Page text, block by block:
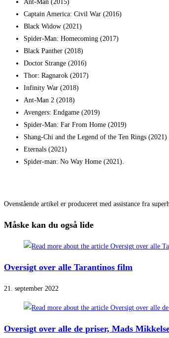
Ant-Man (2015)
Captain America: Civil War (2016)
Black Widow (2021)
Spider-Man: Homecoming (2017)
Black Panther (2018)
Doctor Strange (2016)
Thor: Ragnarok (2017)
Infinity War (2018)
Ant-Man 2 (2018)
Avengers: Endgame (2019)
Spider-Man: Far From Home (2019)
Shang-Chi and the Legend of the Ten Rings (2021)
Eternals (2021)
Spider-man: No Way Home (2021).
Ovenstående artikel er produceret med assistance fra
Måske kan du også lide
Oversigt over alle Tarantinos film
21. september 2022
Oversigt over alle de priser, Mads